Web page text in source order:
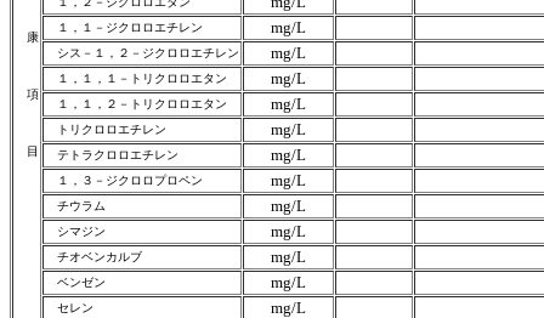
康
項
目
１，１－ジクロロエチレン mg/L
シス－１，２－ジクロロエチレン mg/L
１，１，１－トリクロロエタン mg/L
１，１，２－トリクロロエタン mg/L
トリクロロエチレン mg/L
テトラクロロエチレン mg/L
１，３－ジクロロプロペン mg/L
チウラム mg/L
シマジン mg/L
チオベンカルブ mg/L
ベンゼン mg/L
セレン mg/L